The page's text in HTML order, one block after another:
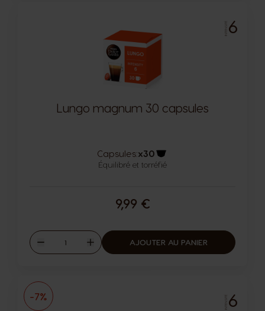
INTENSITÉ6
Lungo magnum 30 capsules
Capsules:x30
Icône capsules
Équilibré et torréfié
9,99 €
Diminuer
Quantité
Augmenter
AJOUTER AU PANIER
-7% INTENSITÉ6